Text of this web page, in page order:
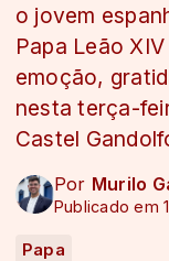
o jovem
Papa Leão
emoção,
nesta terça-
Castel
Por Murilo
Publicado em
Papa